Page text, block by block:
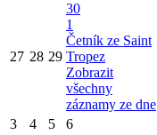
27 28 29
30
1
Četník ze Saint
Tropez
Zobrazit
všechny
záznamy ze dne
3 4 5 6